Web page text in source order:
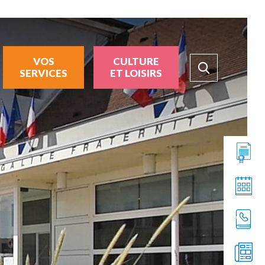
VOS
SERVICES
CULTURE
ET LOISIRS